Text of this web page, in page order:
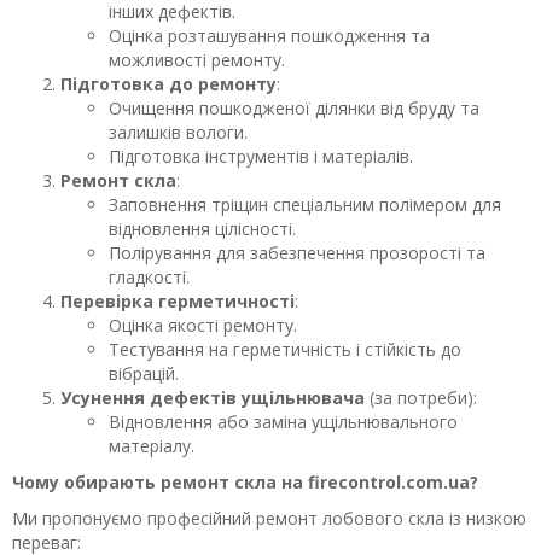
інших дефектів.
Оцінка розташування пошкодження та
можливості ремонту.
Підготовка до ремонту:
Очищення пошкодженої ділянки від бруду та
залишків вологи.
Підготовка інструментів і матеріалів.
Ремонт скла:
Заповнення тріщин спеціальним полімером для
відновлення цілісності.
Полірування для забезпечення прозорості та
гладкості.
Перевірка герметичності:
Оцінка якості ремонту.
Тестування на герметичність і стійкість до
вібрацій.
Усунення дефектів ущільнювача (за потреби):
Відновлення або заміна ущільнювального
матеріалу.
Чому обирають ремонт скла на firecontrol.com.ua?
Ми пропонуємо професійний ремонт лобового скла із низкою
переваг: